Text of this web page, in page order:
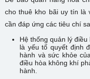
cho thuê kho bãi uy tín là
cần đáp ứng các tiêu chí
Hệ thống quản lý
là yếu tố quyết định
hành và sức khỏe
điều hòa không khí
hành.